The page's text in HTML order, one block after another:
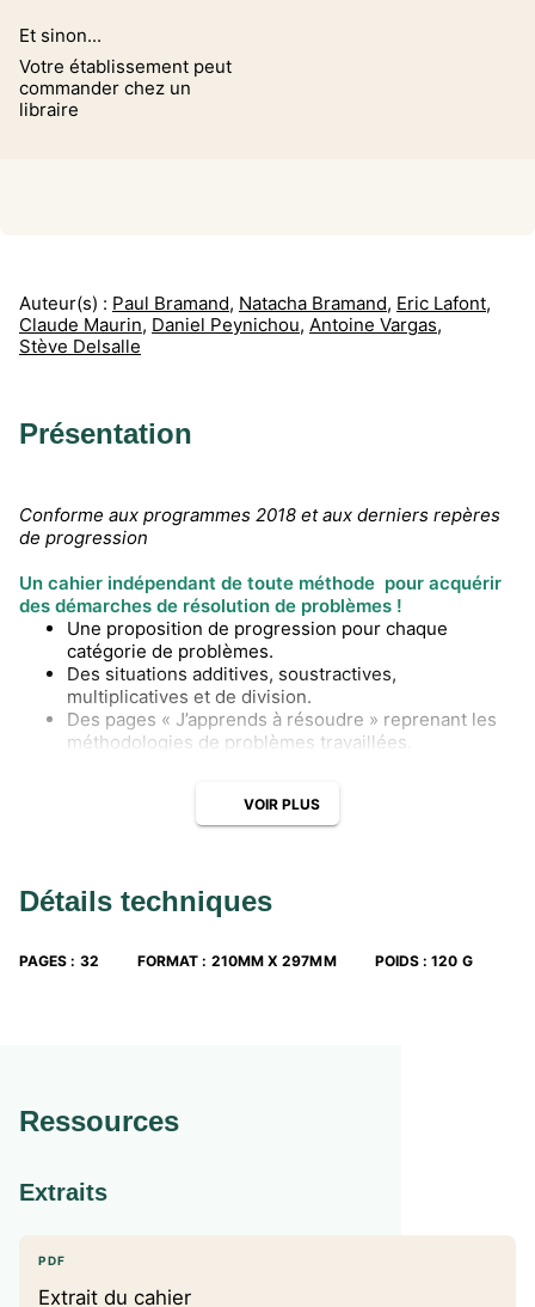
Et sinon...
Votre établissement peut
commander chez un
libraire
Auteur(s) : Paul Bramand, Natacha Bramand, Eric Lafont,
Claude Maurin, Daniel Peynichou, Antoine Vargas,
Stève Delsalle
Présentation
Conforme aux programmes 2018 et aux derniers repères
de progression
Un cahier indépendant de toute méthode pour acquérir
des démarches de résolution de problèmes !
Une proposition de progression pour chaque
catégorie de problèmes.
Des situations additives, soustractives,
multiplicatives et de division.
Des pages « J’apprends à résoudre » reprenant les
méthodologies de problèmes travaillées.
VOIR PLUS
Détails techniques
PAGES : 32 FORMAT : 210MM X 297MM POIDS :120 G
Ressources
Extraits
PDF
Extrait du cahier